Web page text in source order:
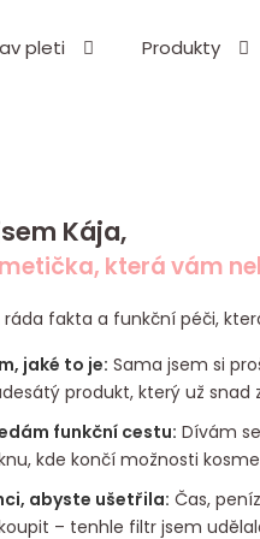
pleti Produkty
Kája,
která vám
fakta a funkční péči,
jaké to je: Sama jsem si
produkt, který už snad
funkční cestu: Dívám
kde končí možnosti
abyste ušetřila: Čas,
– tenhle filtr jsem
Doporučujeme